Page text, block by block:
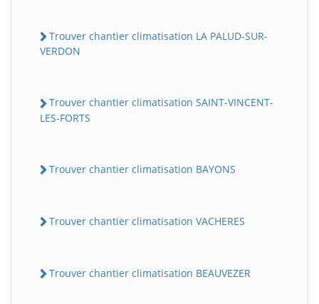
Trouver chantier climatisation LA PALUD-SUR-
VERDON
Trouver chantier climatisation SAINT-VINCENT-
LES-FORTS
Trouver chantier climatisation BAYONS
Trouver chantier climatisation VACHERES
Trouver chantier climatisation BEAUVEZER